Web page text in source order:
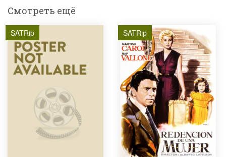
Смотреть ещё
SATRip SATRip